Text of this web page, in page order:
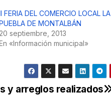
FERIA DEL COMERCIO LOCAL LA
DE MONTALBÁN
20 septiembre, 2013
«Información municipal»
y arreglos realizados